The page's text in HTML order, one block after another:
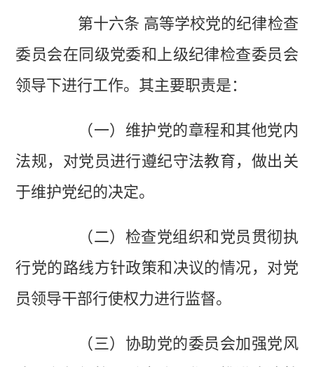
第十六条 高等学校党的纪律检查
委员会在同级党委和上级纪律检查委员会
领导下进行工作。其主要职责是：
（一）维护党的章程和其他党内
法规，对党员进行遵纪守法教育，做出关
于维护党纪的决定。
（二）检查党组织和党员贯彻执
行党的路线方针政策和决议的情况，对党
员领导干部行使权力进行监督。
（三）协助党的委员会加强党风